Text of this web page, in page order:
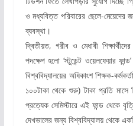
ও মধ্যবিত্ত পরিবারের ছেলে-
ব্যবস্থা।
দ্বিতীয়ত, গরীব ও মেধাবী
পদক্ষেপ হলো ‘স্টুডেন্ট ওয়েলফেয়ার
বিশ্ববিদ্যালয়ের অধিকাংশ শিক্ষক-
১০০টাকা থেকে শুরু) টাকা প্রতি মাসে
প্রত্যেক সেমিস্টারে এই ফান্ড থেকে
দেখভালের জন্য বিশ্ববিদ্যালয় থেকে